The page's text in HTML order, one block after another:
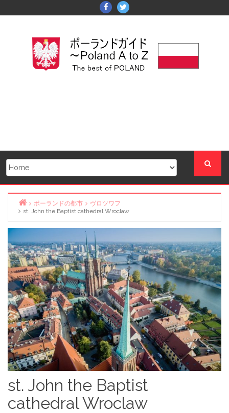
to
Facebook
Twitter
Home
ポーランドの都市
ヴロツワフ
st. John the Baptist cathedral Wroclaw
st. John the Baptist
cathedral Wroclaw